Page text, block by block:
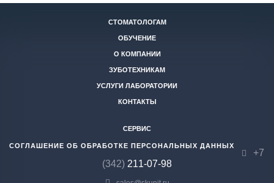
СТОМАТОЛОГАМ
ОБУЧЕНИЕ
О КОМПАНИИ
ЗУБОТЕХНИКАМ
УСЛУГИ ЛАБОРАТОРИИ
КОНТАКТЫ
СЕРВИС
СОГЛАШЕНИЕ ОБ ОБРАБОТКЕ ПЕРСОНАЛЬНЫХ ДАННЫХ
+7
(342) 211-07-98